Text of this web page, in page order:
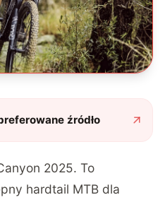
źródło
2025. To
hardtail MTB dla